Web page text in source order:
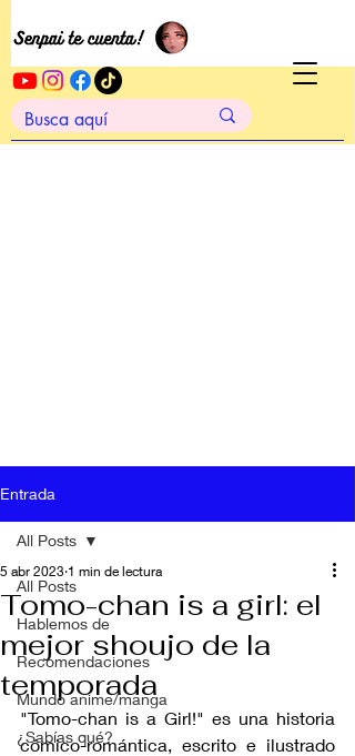
Entrada
All Posts
Hablemos de
Recomendaciones
Mundo anime/manga
¿Sabías qué?
All Posts
Tomo-chan is a girl: el
mejor shoujo de la
temporada
5 abr 2023 1 min de lectura
"Tomo-chan is a Girl!" es una historia
cómico-romántica, escrito e ilustrado